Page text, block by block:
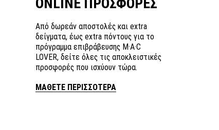
Από δωρεάν αποστολές και extra
δείγματα, έως extra πόντους για το
πρόγραμμα επιβράβευσης M·A·C
LOVER, δείτε όλες τις αποκλειστικές
προσφορές που ισχύουν τώρα.
ΜΑΘΕΤΕ ΠΕΡΙΣΣΟΤΕΡΑ